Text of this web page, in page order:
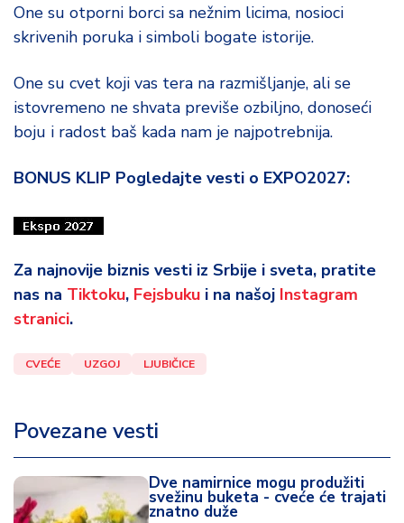
One su otporni borci sa nežnim licima, nosioci
skrivenih poruka i simboli bogate istorije.
One su cvet koji vas tera na razmišljanje, ali se
istovremeno ne shvata previše ozbiljno, donoseći
boju i radost baš kada nam je najpotrebnija.
BONUS KLIP Pogledajte vesti o EXPO2027:
Za najnovije biznis vesti iz Srbije i sveta, pratite
nas na Tiktoku, Fejsbuku i na našoj Instagram
stranici.
CVEĆE UZGOJ LJUBIČICE
Povezane vesti
Dve namirnice mogu produžiti
svežinu buketa - cveće će trajati
znatno duže